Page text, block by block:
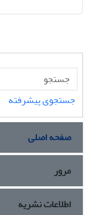
جستجوی پیشرفته
صفحه اصلی
مرور
اطلاعات نشریه